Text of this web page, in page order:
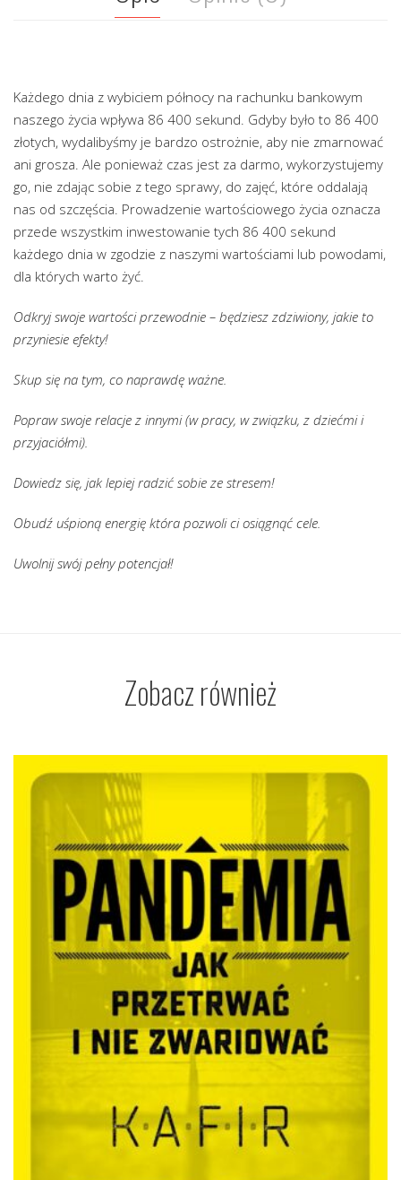
Każdego dnia z wybiciem północy na rachunku bankowym
naszego życia wpływa 86 400 sekund. Gdyby było to 86 400
złotych, wydalibyśmy je bardzo ostrożnie, aby nie zmarnować
ani grosza. Ale ponieważ czas jest za darmo, wykorzystujemy
go, nie zdając sobie z tego sprawy, do zajęć, które oddalają
nas od szczęścia. Prowadzenie wartościowego życia oznacza
przede wszystkim inwestowanie tych 86 400 sekund
każdego dnia w zgodzie z naszymi wartościami lub powodami,
dla których warto żyć.
Odkryj swoje wartości przewodnie – będziesz zdziwiony, jakie to
przyniesie efekty!
Skup się na tym, co naprawdę ważne.
Popraw swoje relacje z innymi (w pracy, w związku, z dziećmi i
przyjaciółmi).
Dowiedz się, jak lepiej radzić sobie ze stresem!
Obudź uśpioną energię która pozwoli ci osiągnąć cele.
Uwolnij swój pełny potencjał!
Zobacz również